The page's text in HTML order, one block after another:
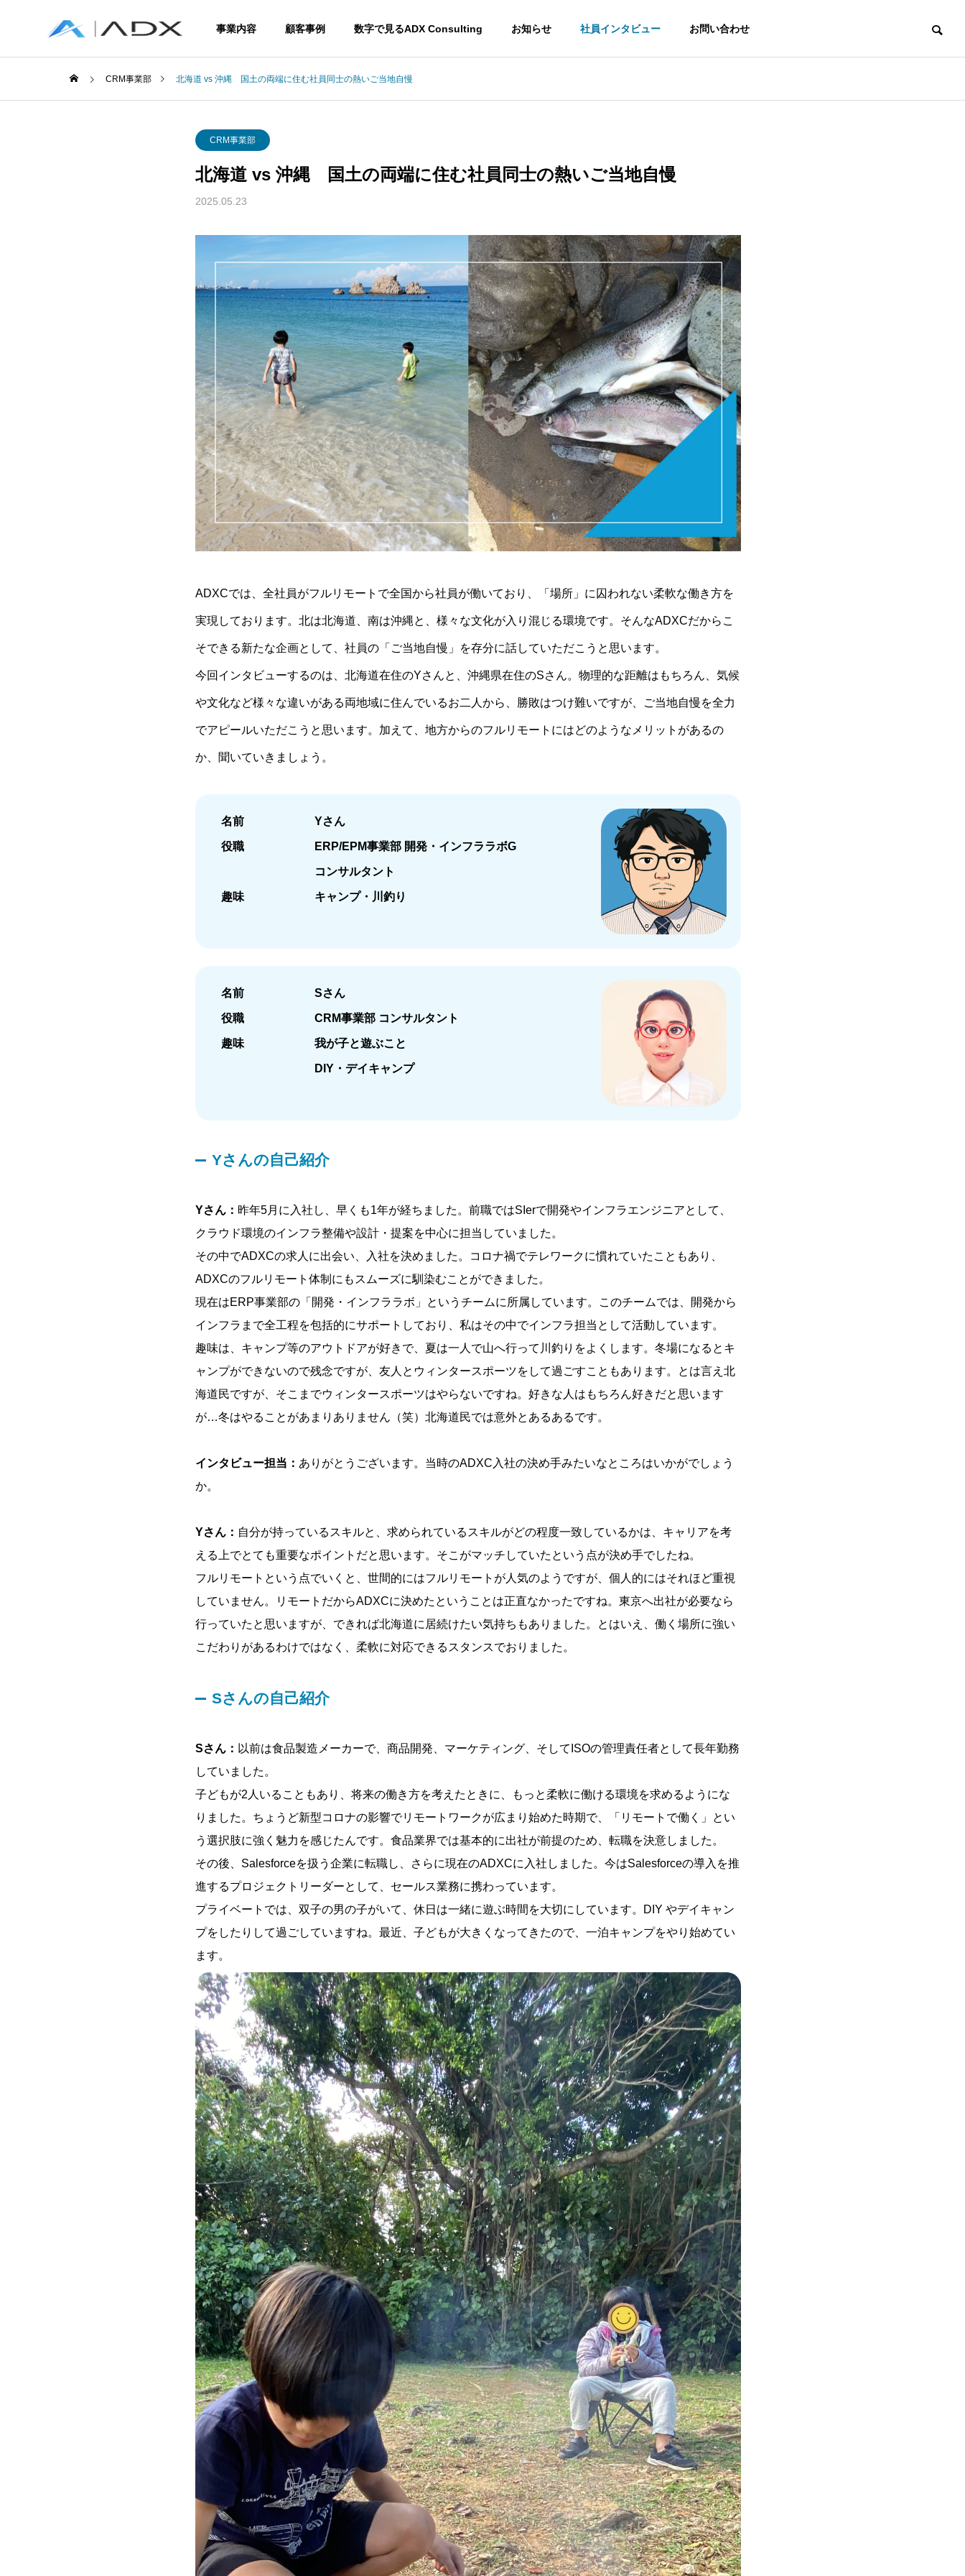
事業内容 顧客事例 数字で見るADX Consulting お知らせ 社員インタビュー お問い合わせ
ERP
Enterprise Resource
Planning
EPM
Enterprise
Performance
Management
CRM
Customer
Relationship
Management
CRM事業部 北海道 vs 沖縄 国土の両端に住む社員同士の熱いご当地自慢
CRM事業部
北海道 vs 沖縄 国土の両端に住む社員同士の熱いご当地自慢
2025.05.23
ADXCでは、全社員がフルリモートで全国から社員が働いており、「場所」に囚われない柔軟な働き方を
実現しております。北は北海道、南は沖縄と、様々な文化が入り混じる環境です。そんなADXCだからこ
そできる新たな企画として、社員の「ご当地自慢」を存分に話していただこうと思います。
今回インタビューするのは、北海道在住のYさんと、沖縄県在住のSさん。物理的な距離はもちろん、気候
や文化など様々な違いがある両地域に住んでいるお二人から、勝敗はつけ難いですが、ご当地自慢を全力
でアピールいただこうと思います。加えて、地方からのフルリモートにはどのようなメリットがあるの
か、聞いていきましょう。
名前 Yさん
役職 ERP/EPM事業部 開発・インフララボG
コンサルタント
趣味 キャンプ・川釣り
名前 Sさん
役職 CRM事業部 コンサルタント
趣味 我が子と遊ぶこと
DIY・デイキャンプ
Yさんの自己紹介
Yさん： 昨年5月に入社し、早くも1年が経ちました。前職ではSIerで開発やインフラエンジニアとして、
クラウド環境のインフラ整備や設計・提案を中心に担当していました。
その中でADXCの求人に出会い、入社を決めました。コロナ禍でテレワークに慣れていたこともあり、
ADXCのフルリモート体制にもスムーズに馴染むことができました。
現在はERP事業部の「開発・インフララボ」というチームに所属しています。このチームでは、開発から
インフラまで全工程を包括的にサポートしており、私はその中でインフラ担当として活動しています。
趣味は、キャンプ等のアウトドアが好きで、夏は一人で山へ行って川釣りをよくします。冬場になるとキ
ャンプができないので残念ですが、友人とウィンタースポーツをして過ごすこともあります。とは言え北
海道民ですが、そこまでウィンタースポーツはやらないですね。好きな人はもちろん好きだと思います
が…冬はやることがあまりありません（笑）北海道民では意外とあるあるです。
インタビュー担当： ありがとうございます。当時のADXC入社の決め手みたいなところはいかがでしょう
か。
Yさん： 自分が持っているスキルと、求められているスキルがどの程度一致しているかは、キャリアを考
える上でとても重要なポイントだと思います。そこがマッチしていたという点が決め手でしたね。
フルリモートという点でいくと、世間的にはフルリモートが人気のようですが、個人的にはそれほど重視
していません。リモートだからADXCに決めたということは正直なかったですね。東京へ出社が必要なら
行っていたと思いますが、できれば北海道に居続けたい気持ちもありました。とはいえ、働く場所に強い
こだわりがあるわけではなく、柔軟に対応できるスタンスでおりました。
Sさんの自己紹介
Sさん： 以前は食品製造メーカーで、商品開発、マーケティング、そしてISOの管理責任者として長年勤務
していました。
子どもが2人いることもあり、将来の働き方を考えたときに、もっと柔軟に働ける環境を求めるようにな
りました。ちょうど新型コロナの影響でリモートワークが広まり始めた時期で、「リモートで働く」とい
う選択肢に強く魅力を感じたんです。食品業界では基本的に出社が前提のため、転職を決意しました。
その後、Salesforceを扱う企業に転職し、さらに現在のADXCに入社しました。今はSalesforceの導入を推
進するプロジェクトリーダーとして、セールス業務に携わっています。
プライベートでは、双子の男の子がいて、休日は一緒に遊ぶ時間を大切にしています。DIY やデイキャン
プをしたりして過ごしていますね。最近、子どもが大きくなってきたので、一泊キャンプをやり始めてい
ます。